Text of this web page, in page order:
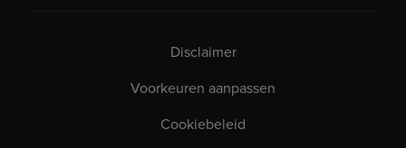
Disclaimer
Voorkeuren aanpassen
Cookiebeleid